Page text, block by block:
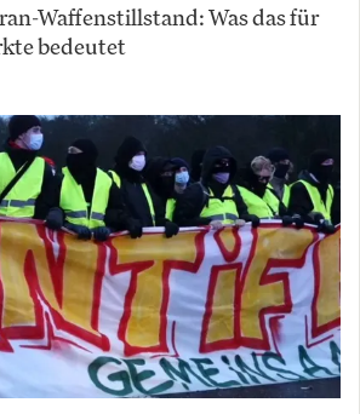
Waffenstillstand: Was das für
bedeutet